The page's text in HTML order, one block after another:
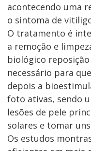
acontecendo uma
o sintoma de
O tratamento é
a remoção e
biológico
necessário para
depois a
foto ativas, sendo
lesões de pele
solares e tomar
Os estudos